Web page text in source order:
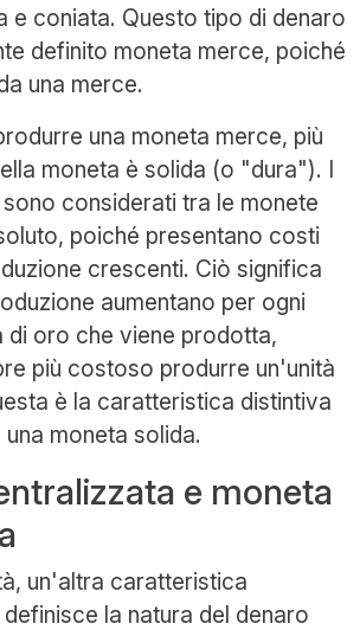
e coniata. Questo tipo di denaro
definito moneta merce, poiché
una merce.
una moneta merce, più
moneta è solida (o "dura"). I
considerati tra le monete
poiché presentano costi
crescenti. Ciò significa
aumentano per ogni
di oro che viene prodotta,
più costoso produrre un'unità
è la caratteristica distintiva
moneta solida.
e moneta
un'altra caratteristica
la natura del denaro